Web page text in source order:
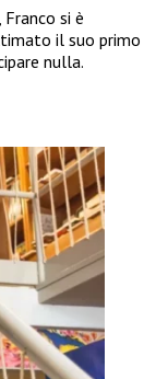
si è
il suo primo
nulla.